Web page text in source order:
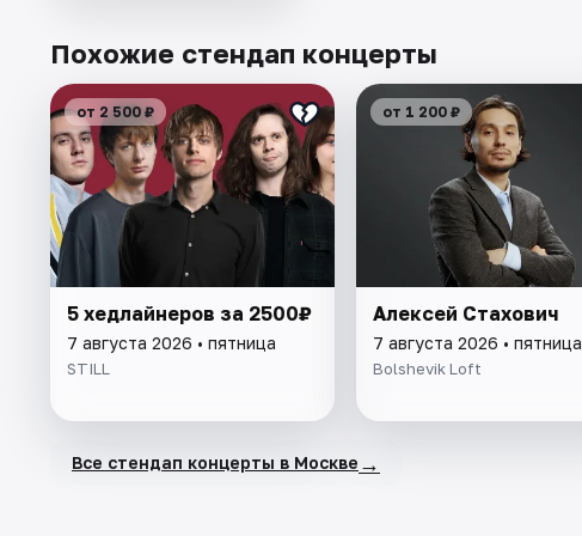
Похожие стендап концерты
от 2 500 ₽
5 хедлайнеров за 2500₽
7 августа 2026 • пятница
STILL
от 1 200 ₽
Алексей Стахович
7 августа 2026 • пятница
Bolshevik Loft
Все стендап концерты в Москве →